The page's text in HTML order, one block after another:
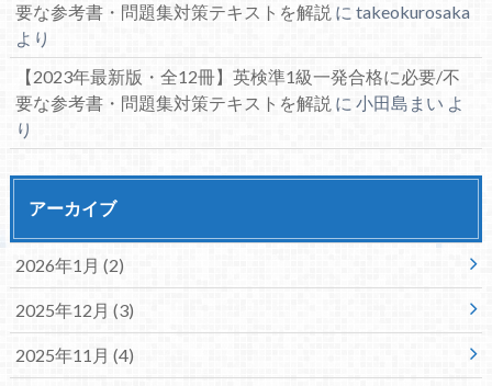
要な参考書・問題集対策テキストを解説 に takeokurosaka
より
【2023年最新版・全12冊】英検準1級一発合格に必要/不
要な参考書・問題集対策テキストを解説 に 小田島まい よ
り
アーカイブ
2026年1月 (2)
2025年12月 (3)
2025年11月 (4)